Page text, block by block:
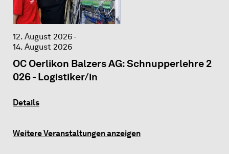
12. August 2026 -
14. August 2026
OC Oerlikon Balzers AG: Schnupperlehre 2
026 - Logistiker/in
Details
Weitere Veranstaltungen anzeigen